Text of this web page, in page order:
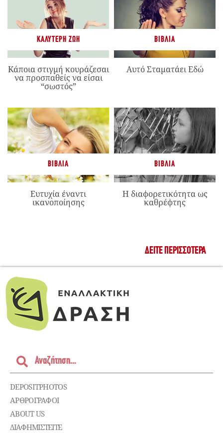
ΚΑΛΎΤΕΡΗ ΖΩΉ
Κάποια στιγμή κουράζεσαι
να προσπαθείς να είσαι
“σωστός”
ΒΙΒΛΊΑ
Αυτό Σταματάει Εδώ
ΒΙΒΛΊΑ
Ευτυχία έναντι
ικανοποίησης
ΒΙΒΛΊΑ
Η διαφορετικότητα ως
καθρέφτης
ΔΕΊΤΕ ΠΕΡΙΣΣΌΤΕΡΑ
DEPOSITPHOTOS
ΑΡΘΡΟΓΡΑΦΟΙ
ABOUT US
ΔΙΑΦΗΜΙΣΤΕΊΤΕ